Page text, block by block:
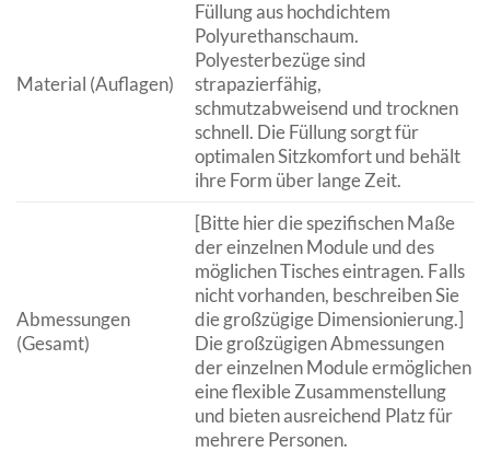
Material (Auflagen)
Füllung aus hochdichtem
Polyurethanschaum.
Polyesterbezüge sind
strapazierfähig,
schmutzabweisend und trocknen
schnell. Die Füllung sorgt für
optimalen Sitzkomfort und behält
ihre Form über lange Zeit.
Abmessungen
(Gesamt)
[Bitte hier die spezifischen Maße
der einzelnen Module und des
möglichen Tisches eintragen. Falls
nicht vorhanden, beschreiben Sie
die großzügige Dimensionierung.]
Die großzügigen Abmessungen
der einzelnen Module ermöglichen
eine flexible Zusammenstellung
und bieten ausreichend Platz für
mehrere Personen.